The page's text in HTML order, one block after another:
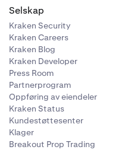
Selskap
Kraken Security
Kraken Careers
Kraken Blog
Kraken Developer
Press Room
Partnerprogram
Oppføring av eiendeler
Kraken Status
Kundestøttesenter
Klager
Breakout Prop Trading